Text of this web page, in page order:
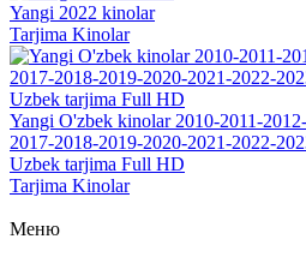
Yangi 2022 kinolar
Tarjima Kinolar
Yangi O'zbek kinolar 2010-2011-
2017-2018-2019-2020-2021-2022-
Uzbek tarjima Full HD
Tarjima Kinolar
Меню